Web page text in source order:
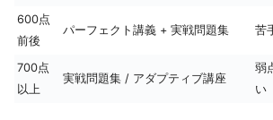
600点
前後
パーフェクト講義 + 実戦問題集 苦
700点
以上
実戦問題集 / アダプティブ講座
弱
い